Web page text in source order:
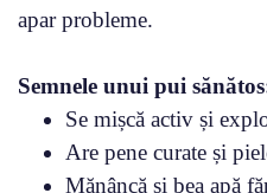
apar probleme.
Semnele unui pui
Se mișcă activ și
Are pene curate și
Mănâncă și bea apă